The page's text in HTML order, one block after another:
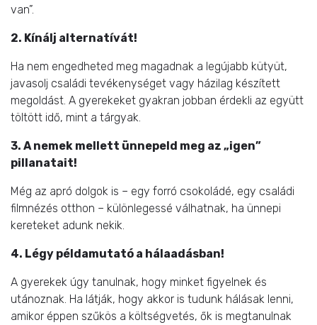
van”.
2. Kínálj alternatívát!
Ha nem engedheted meg magadnak a legújabb kütyüt,
javasolj családi tevékenységet vagy házilag készített
megoldást. A gyerekeket gyakran jobban érdekli az együtt
töltött idő, mint a tárgyak.
3. A nemek mellett ünnepeld meg az „igen”
pillanatait!
Még az apró dolgok is – egy forró csokoládé, egy családi
filmnézés otthon – különlegessé válhatnak, ha ünnepi
kereteket adunk nekik.
4. Légy példamutató a hálaadásban!
A gyerekek úgy tanulnak, hogy minket figyelnek és
utánoznak. Ha látják, hogy akkor is tudunk hálásak lenni,
amikor éppen szűkös a költségvetés, ők is megtanulnak